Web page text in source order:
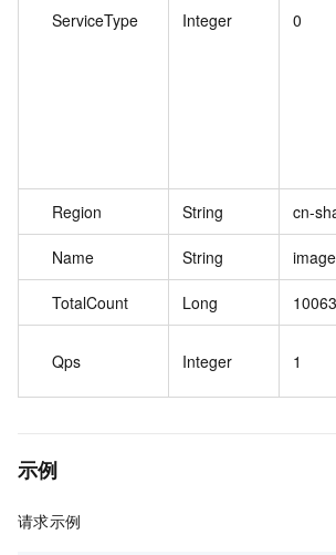
ServiceType Integer 0
Region String cn-
Name String
TotalCount Long 10063
Qps Integer 1
示例
请求示例